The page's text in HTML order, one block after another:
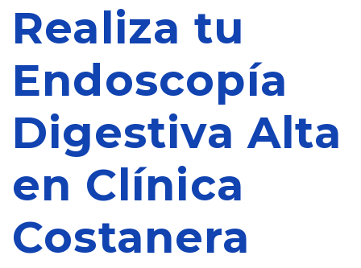
Realiza tu
Endoscopía
Digestiva Alta
en Clínica
Costanera